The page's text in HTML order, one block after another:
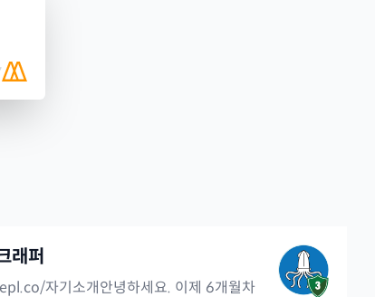
래퍼
자기소개안녕하세요. 이제 6개월차